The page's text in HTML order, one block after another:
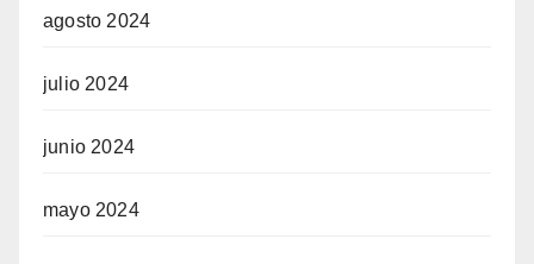
agosto 2024
julio 2024
junio 2024
mayo 2024